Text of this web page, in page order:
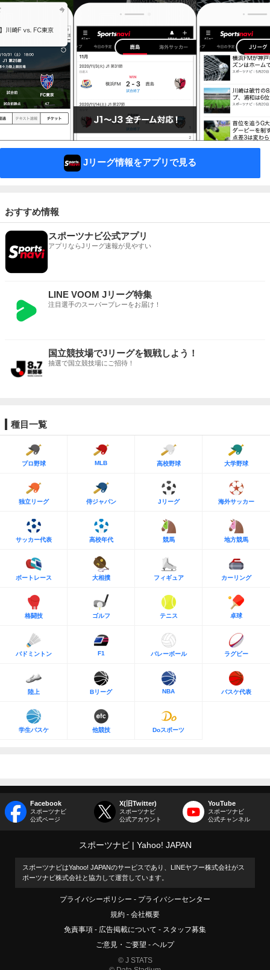
Jリーグ情報をアプリで見る
おすすめ情報
スポーツナビ公式アプリ
アプリならJリーグ速報が見やすい
LINE VOOM Jリーグ特集
注目選手のスーパープレーをお届け！
国立競技場でJリーグを観戦しよう！
抽選で国立競技場にご招待！
種目一覧
プロ野球 MLB 高校野球 大学野球
独立リーグ 侍ジャパン Jリーグ 海外サッカー
サッカー代表 高校年代 競馬 地方競馬
ボートレース 大相撲 フィギュア カーリング
格闘技 ゴルフ テニス 卓球
バドミントン F1 バレーボール ラグビー
陸上 Bリーグ NBA バスケ代表
学生バスケ 他競技 Doスポーツ
Facebook
スポーツナビ
公式ページ
X(旧Twitter)
スポーツナビ
公式アカウント
YouTube
スポーツナビ
公式チャンネル
スポーツナビ Yahoo! JAPAN
スポーツナビはYahoo! JAPANのサービスであり、LINEヤフー株式会社がス
ポーツナビ株式会社と協力して運営しています。
プライバシーポリシー
プライバシーセンター
規約
会社概要
免責事項
広告掲載について
スタッフ募集
ご意見・ご要望
ヘルプ
© J STATS